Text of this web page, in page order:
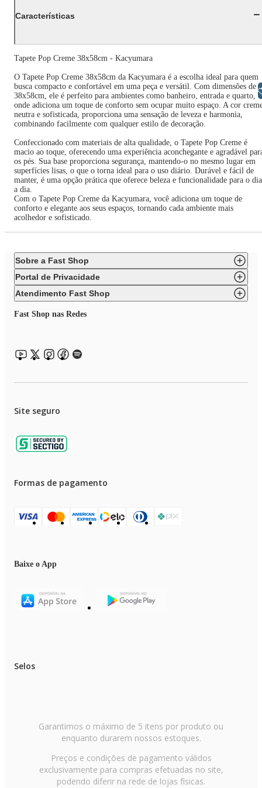
Características
Tapete Pop Creme 38x58cm - Kacyumara
O Tapete Pop Creme 38x58cm da Kacyumara é a escolha ideal para quem
busca compacto e confortável em uma peça e versátil. Com dimensões de
38x58cm, ele é perfeito para ambientes como banheiro, entrada e quarto,
onde adiciona um toque de conforto sem ocupar muito espaço. A cor
neutra e sofisticada, proporciona uma sensação de leveza e harmonia,
combinando facilmente com qualquer estilo de decoração.
Confeccionado com materiais de alta qualidade, o Tapete Pop Creme é
macio ao toque, oferecendo uma experiência aconchegante e agradável
os pés. Sua base proporciona segurança, mantendo-o no mesmo lugar em
superfícies lisas, o que o torna ideal para o uso diário. Durável e fácil de
manter, é uma opção prática que oferece beleza e funcionalidade para o dia
a dia.
Com o Tapete Pop Creme da Kacyumara, você adiciona um toque de
conforto e elegante aos seus espaços, tornando cada ambiente mais
acolhedor e sofisticado.
Sobre a Fast Shop
Portal de Privacidade
Atendimento Fast Shop
Fast Shop nas Redes
Site seguro
Formas de pagamento
Baixe o App
Selos
Garantimos o máximo de 5 itens por produto ou
enquanto durarem nossos estoques.
Preços e condições de pagamento válidos
exclusivamente para compras efetuadas no site,
podendo diferir na rede de lojas físicas.
Libras